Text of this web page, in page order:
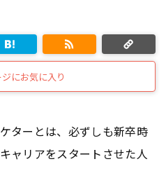
にお気に入り
ターとは、必ずしも新卒時
ャリアをスタートさせた人